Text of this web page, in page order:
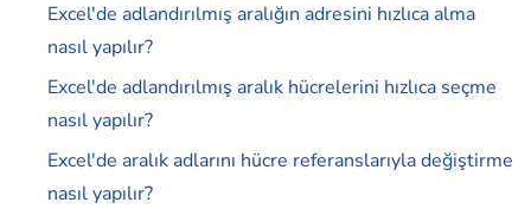
Excel'de adlandırılmış aralığın adresini hızlıca alma
nasıl yapılır?
Excel'de adlandırılmış aralık hücrelerini hızlıca seçme
nasıl yapılır?
Excel'de aralık adlarını hücre referanslarıyla değiştirme
nasıl yapılır?